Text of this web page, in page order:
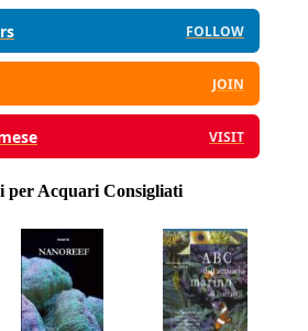
FOLLOW
JOIN
VISIT
Acquari Consigliati